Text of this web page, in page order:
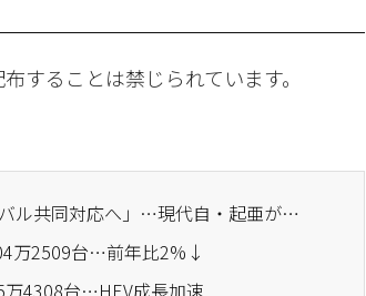
することは禁じられています。
· 「AI時代のセキュリティ脅威、グローバル共同対応へ」…現代自・起亜が「サイバーセキュリティ・ワーキンググループ」を発足
万2509台…前年比2%↓
万4308台…HEV成長加速